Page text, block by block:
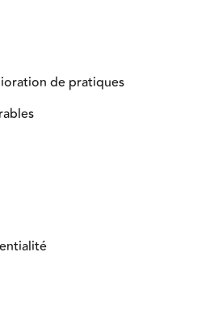
de pratiques